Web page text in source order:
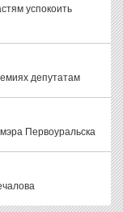
успокоить
депутатам
Первоуральска